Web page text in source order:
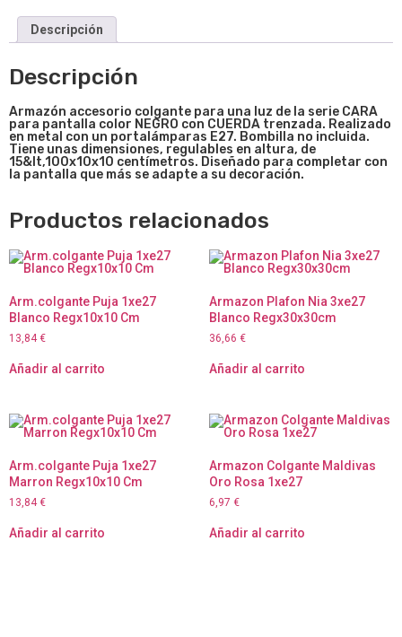
Descripción
Descripción
Armazón accesorio colgante para una luz de la serie CARA
para pantalla color NEGRO con CUERDA trenzada. Realizado
en metal con un portalámparas E27. Bombilla no incluida.
Tiene unas dimensiones, regulables en altura, de
15&lt,100x10x10 centímetros. Diseñado para completar con
la pantalla que más se adapte a su decoración.
Productos relacionados
Arm.colgante Puja 1xe27
Blanco Regx10x10 Cm
13,84€
Añadir al carrito
Armazon Plafon Nia 3xe27
Blanco Regx30x30cm
36,66 €
Añadir al carrito
Arm.colgante Puja 1xe27
Marron Regx10x10 Cm
13,84€
Añadir al carrito
Armazon Colgante Maldivas
Oro Rosa 1xe27
6,97 €
Añadir al carrito